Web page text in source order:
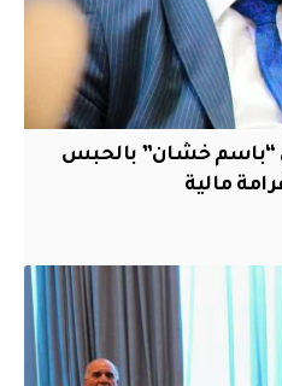
“باسم خشان” بالحبس
مالية